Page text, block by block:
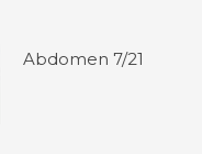
Abdomen 7/21